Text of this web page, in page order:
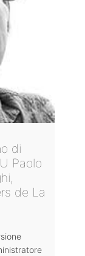
di
Paolo
de La